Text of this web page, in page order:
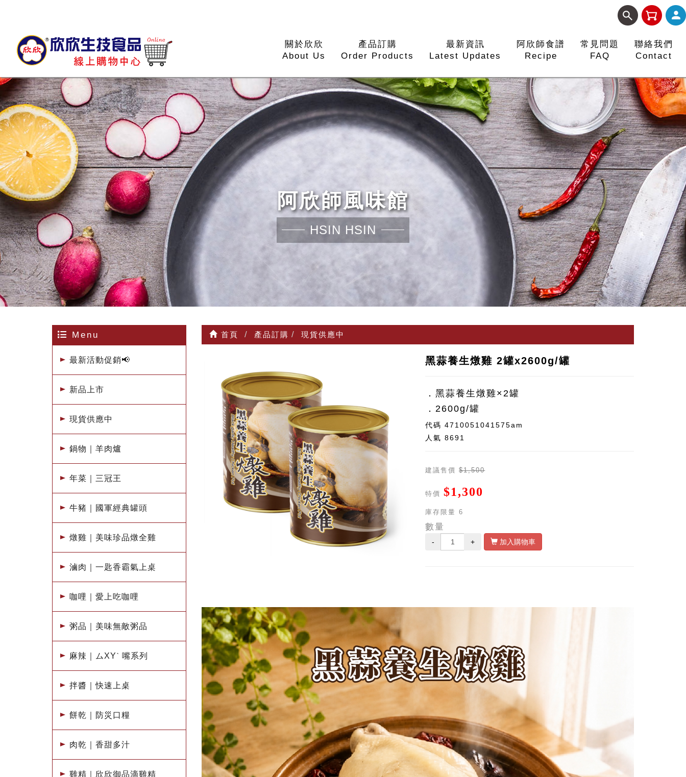
關於欣欣
About Us
產品訂購
Order Products
最新資訊
Latest Updates
阿欣師食譜
Recipe
常見問題
FAQ
聯絡我們
Contact
阿欣師風味館
HSIN HSIN
Menu
最新活動促銷📢
新品上市
現貨供應中
鍋物｜羊肉爐
年菜｜三冠王
牛豬｜國軍經典罐頭
燉雞｜美味珍品燉全雞
滷肉｜一匙香霸氣上桌
咖哩｜愛上吃咖哩
粥品｜美味無敵粥品
麻辣｜ムXYˋ 嘴系列
拌醬｜快速上桌
餅乾｜防災口糧
肉乾｜香甜多汁
雞精｜欣欣御品滴雞精
首頁 產品訂購 現貨供應中
黑蒜養生燉雞 2罐x2600g/罐
．黑蒜養生燉雞×2罐
．2600g/罐
代碼4710051041575am
人氣8691
建議售價 $1,500
特價 $1,300
庫存限量 6
數量
- + 加入購物車